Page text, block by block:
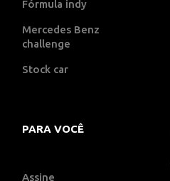
Fórmula indy
Mercedes Benz
challenge
Stock car
PARA VOCÊ
Assine